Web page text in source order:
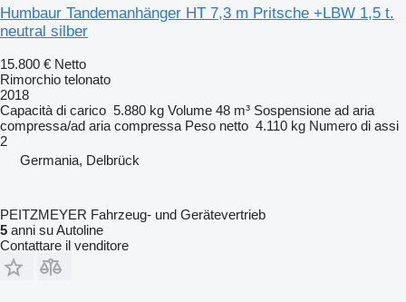
Humbaur Tandemanhänger HT 7,3 m Pritsche +LBW 1,5 t.
neutral silber
15.800 € Netto
Rimorchio telonato
2018
Capacità di carico 5.880 kg Volume 48 m³ Sospensione ad aria
compressa/ad aria compressa Peso netto 4.110 kg Numero di assi
2
Germania, Delbrück
PEITZMEYER Fahrzeug- und Gerätevertrieb
5 anni su Autoline
Contattare il venditore